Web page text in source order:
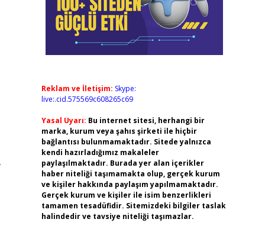
Reklam ve İletişim: Skype:
live:.cid.575569c608265c69
Yasal Uyarı: Bu internet sitesi, herhangi bir
marka, kurum veya şahıs şirketi ile hiçbir
bağlantısı bulunmamaktadır. Sitede yalnızca
kendi hazırladığımız makaleler
paylaşılmaktadır. Burada yer alan içerikler
haber niteliği taşımamakta olup, gerçek kurum
ve kişiler hakkında paylaşım yapılmamaktadır.
Gerçek kurum ve kişiler ile isim benzerlikleri
tamamen tesadüfidir. Sitemizdeki bilgiler taslak
halindedir ve tavsiye niteliği taşımazlar.